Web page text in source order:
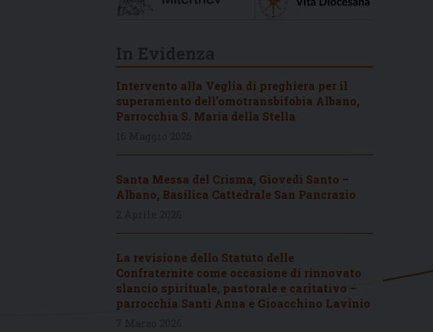
Intervento alla Veglia di preghiera per il
superamento dell’omotransbifobia Albano,
Parrocchia S. Maria della Stella
Santa Messa del Crisma, Giovedì Santo –
Albano, Basilica Cattedrale San Pancrazio
La revisione dello Statuto delle
Confraternite come occasione di rinnovato
slancio spirituale, pastorale e caritativo –
parrocchia Santi Anna e Gioacchino Lavinio